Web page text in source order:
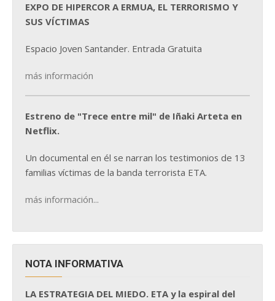
EXPO DE HIPERCOR A ERMUA, EL TERRORISMO Y
SUS VÍCTIMAS
Espacio Joven Santander. Entrada Gratuita
más información
Estreno de "Trece entre mil" de Iñaki Arteta en
Netflix.
Un documental en él se narran los testimonios de 13
familias víctimas de la banda terrorista ETA.
más información...
NOTA INFORMATIVA
LA ESTRATEGIA DEL MIEDO. ETA y la espiral del